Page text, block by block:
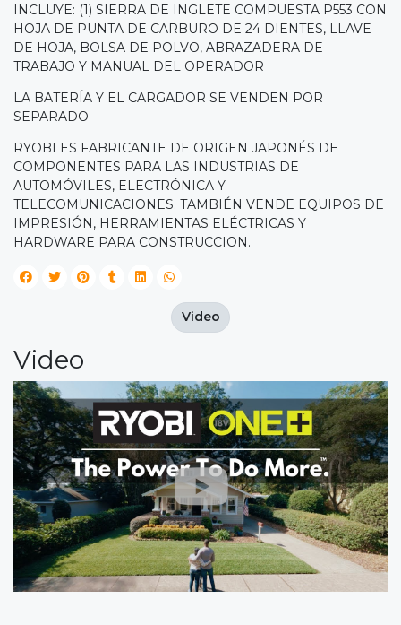
INCLUYE: (1) SIERRA DE INGLETE COMPUESTA P553 CON
HOJA DE PUNTA DE CARBURO DE 24 DIENTES, LLAVE
DE HOJA, BOLSA DE POLVO, ABRAZADERA DE
TRABAJO Y MANUAL DEL OPERADOR
LA BATERÍA Y EL CARGADOR SE VENDEN POR
SEPARADO
RYOBI ES FABRICANTE DE ORIGEN JAPONÉS DE
COMPONENTES PARA LAS INDUSTRIAS DE
AUTOMÓVILES, ELECTRÓNICA Y
TELECOMUNICACIONES. TAMBIÉN VENDE EQUIPOS DE
IMPRESIÓN, HERRAMIENTAS ELÉCTRICAS Y
HARDWARE PARA CONSTRUCCION.
Video
Video